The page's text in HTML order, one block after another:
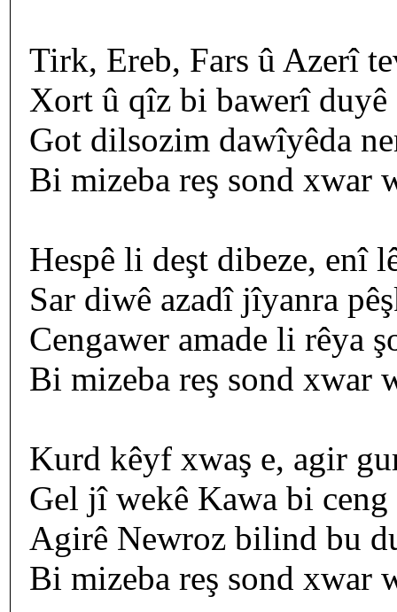
Tirk, Ereb, Fars û Azerî
Xort û qîz bi bawerî duyê
Got dilsozim dawîyêda
Bi mizeba reş sond xwar
Hespê li deşt dibeze, enî
Sar diwê azadî jîyanra
Cengawer amade li rêya
Bi mizeba reş sond xwar
Kurd kêyf xwaş e, agir
Gel jî wekê Kawa bi ceng
Agirê Newroz bilind bu
Bi mizeba reş sond xwar